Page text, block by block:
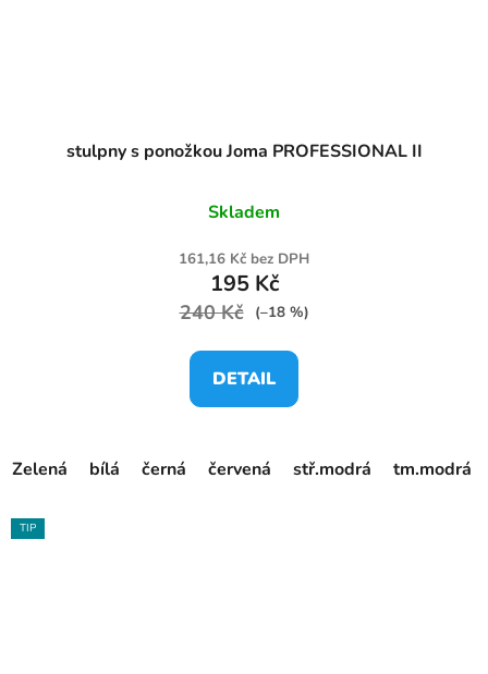
stulpny s ponožkou Joma PROFESSIONAL II
Skladem
161,16 Kč bez DPH
195 Kč
240 Kč (–18 %)
DETAIL
Zelená bílá černá červená stř.modrá tm.modrá
TIP